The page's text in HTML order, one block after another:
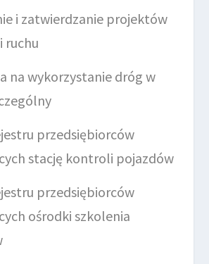
i zatwierdzanie projektów
ruchu
na wykorzystanie dróg w
przedsiębiorców
stację kontroli pojazdów
przedsiębiorców
ośrodki szkolenia